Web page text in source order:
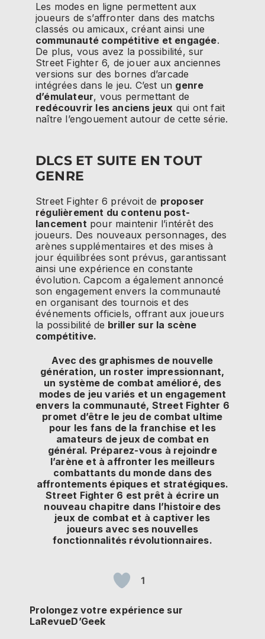
Les modes en ligne permettent aux
joueurs de s’affronter dans des matchs
classés ou amicaux, créant ainsi une
communauté compétitive et engagée.
De plus, vous avez la possibilité, sur
Street Fighter 6, de jouer aux anciennes
versions sur des bornes d’arcade
intégrées dans le jeu. C’est un genre
d’émulateur, vous permettant de
redécouvrir les anciens jeux qui ont fait
naître l’engouement autour de cette série.
DLCS ET SUITE EN TOUT
GENRE
Street Fighter 6 prévoit de proposer
régulièrement du contenu post-
lancement pour maintenir l’intérêt des
joueurs. Des nouveaux personnages, des
arènes supplémentaires et des mises à
jour équilibrées sont prévus, garantissant
ainsi une expérience en constante
évolution. Capcom a également annoncé
son engagement envers la communauté
en organisant des tournois et des
événements officiels, offrant aux joueurs
la possibilité de briller sur la scène
compétitive.
Avec des graphismes de nouvelle
génération, un roster impressionnant,
un système de combat amélioré, des
modes de jeu variés et un engagement
envers la communauté, Street Fighter 6
promet d’être le jeu de combat ultime
pour les fans de la franchise et les
amateurs de jeux de combat en
général. Préparez-vous à rejoindre
l’arène et à affronter les meilleurs
combattants du monde dans des
affrontements épiques et stratégiques.
Street Fighter 6 est prêt à écrire un
nouveau chapitre dans l’histoire des
jeux de combat et à captiver les
joueurs avec ses nouvelles
fonctionnalités révolutionnaires.
1
Prolongez votre expérience sur
LaRevueD’Geek